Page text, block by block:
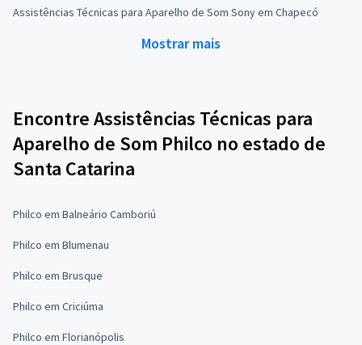
Assistências Técnicas para Aparelho de Som Sony em Chapecó
Mostrar mais
Encontre Assistências Técnicas para
Aparelho de Som Philco no estado de
Santa Catarina
Philco em Balneário Camboriú
Philco em Blumenau
Philco em Brusque
Philco em Criciúma
Philco em Florianópolis